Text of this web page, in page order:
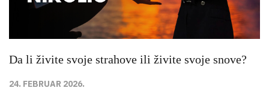
Da li živite svoje strahove ili živite svoje snove?
24. FEBRUAR 2026.